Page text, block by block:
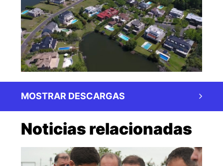
MOSTRAR DESCARGAS
Noticias relacionadas